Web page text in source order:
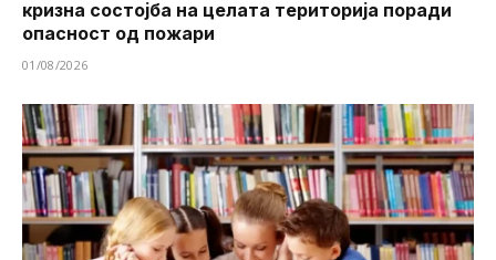
кризна состојба на целата територија поради
опасност од пожари
01/08/2026